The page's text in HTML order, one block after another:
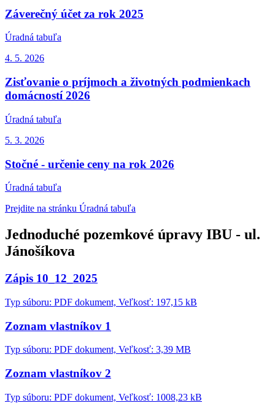
Záverečný účet za rok 2025
Úradná tabuľa
4. 5. 2026
Zisťovanie o príjmoch a životných podmienkach
domácností 2026
Úradná tabuľa
5. 3. 2026
Stočné - určenie ceny na rok 2026
Úradná tabuľa
Prejdite na stránku Úradná tabuľa
Jednoduché pozemkové úpravy IBU - ul.
Jánošíkova
Zápis 10_12_2025
Typ súboru: PDF dokument, Veľkosť: 197,15 kB
Zoznam vlastníkov 1
Typ súboru: PDF dokument, Veľkosť: 3,39 MB
Zoznam vlastníkov 2
Typ súboru: PDF dokument, Veľkosť: 1008,23 kB